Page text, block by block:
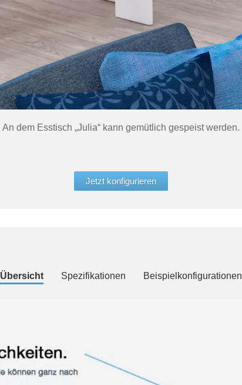
An dem Esstisch „Julia“ kann gemütlich gespeist werden.
Jetzt konfigurieren
Übersicht Spezifikationen Beispielkonfigurationen